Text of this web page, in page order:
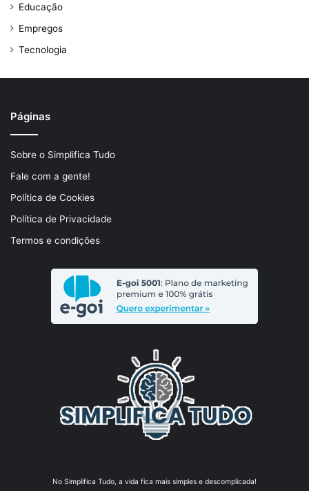
Educação
Empregos
Tecnologia
Páginas
Sobre o Simplifica Tudo
Fale com a gente!
Política de Cookies
Política de Privacidade
Termos e condições
No Simplifica Tudo, a vida fica mais simples e descomplicada!